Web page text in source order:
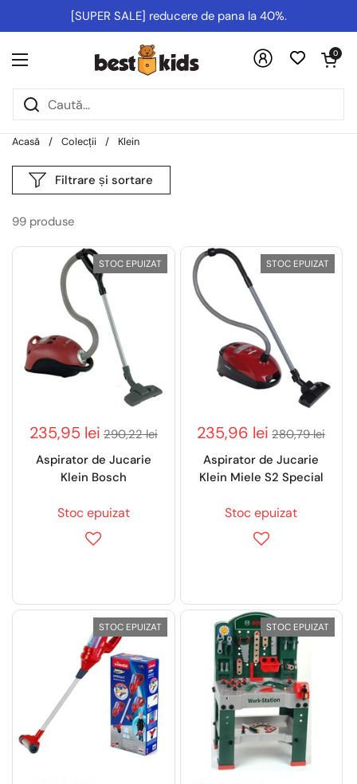
Salt la conținut[SUPER SALE] reducere de pana la 40%.
Deschideți meniul
Deschideți
0
Acasă / Colecții / Klein
99 produse
Filtrare și sortare
235,95 lei 290,22 lei
Aspirator de Jucarie
Klein Bosch
Stoc epuizat
STOC EPUIZAT
235,96 lei 280,79 lei
Aspirator de Jucarie
Klein Miele S2 Special
Stoc epuizat
STOC EPUIZAT
STOC EPUIZAT STOC EPUIZAT